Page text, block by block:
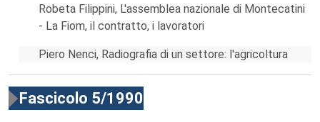
Robeta Filippini, L'assemblea nazionale di Montecatini
- La Fiom, il contratto, i lavoratori
Piero Nenci, Radiografia di un settore: l'agricoltura
Fascicolo 5/1990